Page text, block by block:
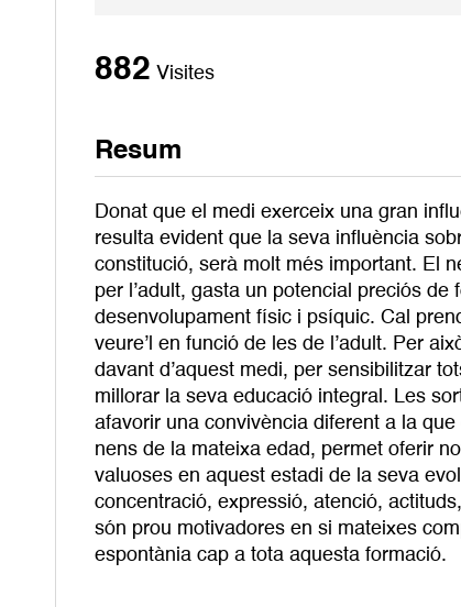
882 Visites
Resum
Donat que el medi exerceix una gran
resulta evident que la seva influència
constitució, serà molt més important. El
per l’adult, gasta un potencial preciós
desenvolupament físic i psíquic. Cal
veure’l en funció de les de l’adult. Per
davant d’aquest medi, per sensibilitzar
millorar la seva educació integral. Les
afavorir una convivència diferent a la
nens de la mateixa edad, permet oferir
valuoses en aquest estadi de la seva
concentració, expressió, atenció,
són prou motivadores en si mateixes
espontània cap a tota aquesta formació.